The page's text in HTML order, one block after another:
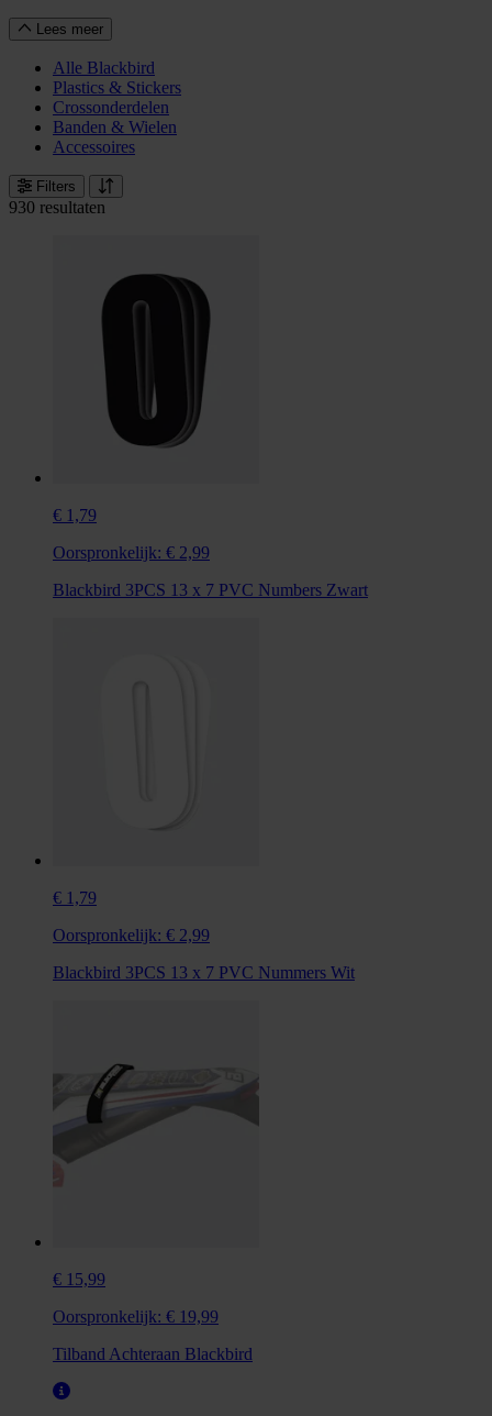
Lees meer
Alle Blackbird
Plastics & Stickers
Crossonderdelen
Banden & Wielen
Accessoires
Filters
930 resultaten
€ 1,79
Oorspronkelijk: € 2,99
Blackbird 3PCS 13 x 7 PVC Numbers Zwart
€ 1,79
Oorspronkelijk: € 2,99
Blackbird 3PCS 13 x 7 PVC Nummers Wit
€ 15,99
Oorspronkelijk: € 19,99
Tilband Achteraan Blackbird